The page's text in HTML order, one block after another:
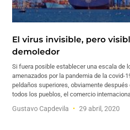
El virus invisible, pero
demoledor
Si fuera posible establecer una escala de
amenazados por la pandemia de la covid-
peldaños superiores, obviamente
todos los pueblos, el comercio
Gustavo Capdevila 29 abril, 2020